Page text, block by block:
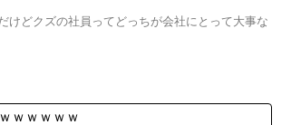
けどクズの社員ってどっちが会社にとって大事な
ｗｗｗｗｗ